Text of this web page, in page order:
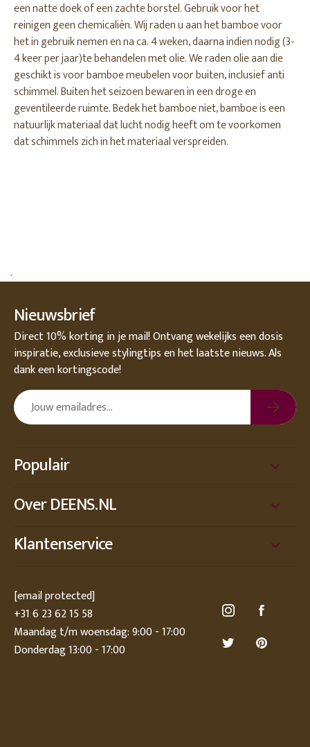
een natte doek of een zachte borstel. Gebruik voor het
reinigen geen chemicaliën. Wij raden u aan het bamboe voor
het in gebruik nemen en na ca. 4 weken, daarna indien nodig (3-
4 keer per jaar)te behandelen met olie. We raden olie aan die
geschikt is voor bamboe meubelen voor buiten, inclusief anti
schimmel. Buiten het seizoen bewaren in een droge en
geventileerde ruimte. Bedek het bamboe niet, bamboe is een
natuurlijk materiaal dat lucht nodig heeft om te voorkomen
dat schimmels zich in het materiaal verspreiden.
.
Nieuwsbrief
Direct 10% korting in je mail! Ontvang wekelijks een dosis
inspiratie, exclusieve stylingtips en het laatste nieuws. Als
dank een kortingscode!
Populair
Over DEENS.NL
Klantenservice
[email protected]
+31 6 23 62 15 58
Maandag t/m woensdag: 9:00 - 17:00
Donderdag 13:00 - 17:00